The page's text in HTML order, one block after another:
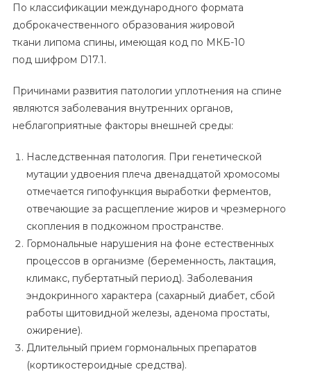
По классификации международного формата
доброкачественного образования жировой
ткани липома спины, имеющая код по МКБ-10
под шифром D17.1.
Причинами развития патологии уплотнения на спине
являются заболевания внутренних органов,
неблагоприятные факторы внешней среды:
Наследственная патология. При генетической
мутации удвоения плеча двенадцатой хромосомы
отмечается гипофункция выработки ферментов,
отвечающие за расщепление жиров и чрезмерного
скопления в подкожном пространстве.
Гормональные нарушения на фоне естественных
процессов в организме (беременность, лактация,
климакс, пубертатный период). Заболевания
эндокринного характера (сахарный диабет, сбой
работы щитовидной железы, аденома простаты,
ожирение).
Длительный прием гормональных препаратов
(кортикостероидные средства).